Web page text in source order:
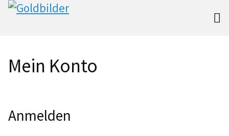

Mein Konto
Anmelden